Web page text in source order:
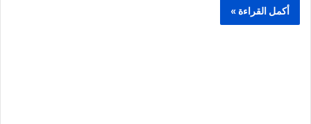
أكمل القراءة »